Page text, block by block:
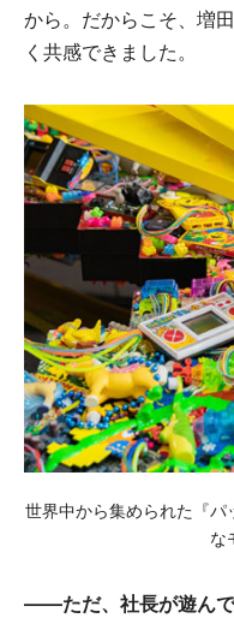
から。だからこそ、増
く共感できました。
世界中から集められた『
な
——ただ、社長が遊んで